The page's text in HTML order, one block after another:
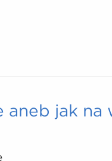
aneb jak na